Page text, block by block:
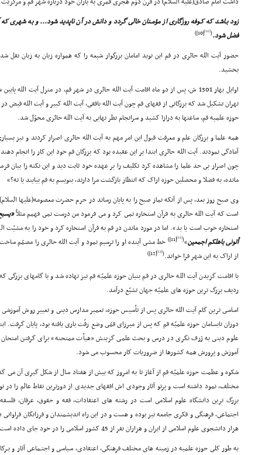
زود بـاشد که کـوفه روزگارى از مؤمـنان خالى گردد و دانش در آن ناپدید شود... و به شهرى
فضل شود.(
[10]
[10])
حضور آیت الله حائرى در قم این نوید امامان بزرگوار شیعه را که همواره زبان به زبان
بخشید.
اوایل بهار 1301 ش، پس از دو ماه اقامت آیت الله حائرى در شهر قم، در منزل آیت
تهران تشکیل شد که بزرگانى از فقهاى قم چون آیت الله بافقى، آیت الله کبیر و آیت الله فیض
حوزه علمیه قم، ساعتها به درازا کشید و سرانجام نظر نهایى به آیت الله حائرى محوّل شد.
همه علما و بزرگان علم و معرفت قبول این امر مهم به آیت الله حائرى اصرار کردند و نیز
آمادگى نمودند. آیت الله حائرى ابتدا بر این عقیده بود که بزرگان قم خود این کار را انجام
چون اصرار بى حد علما را مشاهده کرد تکلیف را بر عهده خود ثابت دید و این نکته را بیان
مانده، به فضلا و محصلین حوزه اراک که انتظار بازگشت مرا دارند، بنویسم به قم بیایند یا نه؟»
وى صبح روز بعد، پس از آنکه نماز صبح را به پایان رساند در حرم حضرت معصومه(علیها
است که آیت الله حائرى به قرآن استخاره نمى کرد و مى فرمود من درست نمى فهمم مثلاً
استخاره خوب است یا بد». اما در مورد ماندن در قم به قرآن استخاره کرد و خود را به مشیّت
أتونى باهلکم اجمعین»
(
[11]
[11])
خط مشى آینده او را ترسیم نمود و آیت الله حائرى را مصمّم
از اراک به این شهر فرا خواند.(
[12]
[12])
با اقامت گزیدن آیت الله حائرى در قم بنیان حوزه علمیّه قم نیز نهاده شد و با گامهاى
ردیف بزرگ ترین حوزه هاى علمیّه جهان تشیّع درآمد.
اساسى ترین گام آیت الله حائرى پس از تأسیس حوزه، تعمیر مدارس دینى و تغییر روش
دوران نابسامان حوزه علمیّه قم که پس از میرزاى قمّى وضع رقّت بارى یافته بود، پایان گرفت.
علوم دینى به ژرف نگرى در درس و بحث علمى گزینش «هیأت ممتحنه» براى گرفتن
آموزش و پرورش همه کشورها از ضروریات کار محسوب مى شود.
شکوه و عظمت حوزه علمیّه قم از آغاز تا به امروز که بیش از هفتاد سال از شکل گیرى آن
مختلف، نمود داشته است و پرتو آثار وجودى اش افقهاى جدیدى از دورترین نقاط عالم را در
بزرگ ترین دانشگاه علوم اسلامى است در رشته هاى اعتقادات، فقه و حقوق، عرفان،
هزار دانشجوى علوم اسلامى از ایران و هزاران نفر از 45 کشور اسلامى را در خود جاى داده است.
به طور کلى حوزه علمیه در زمینه هاى مختلف فرهنگى، اعتقادى، سیاسى و اجتـماعى آثار و